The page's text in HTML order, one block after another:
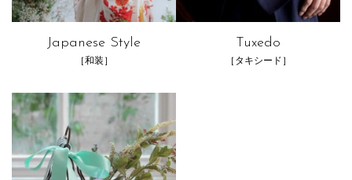
Japanese Style
［和装］
Tuxedo
［タキシード］